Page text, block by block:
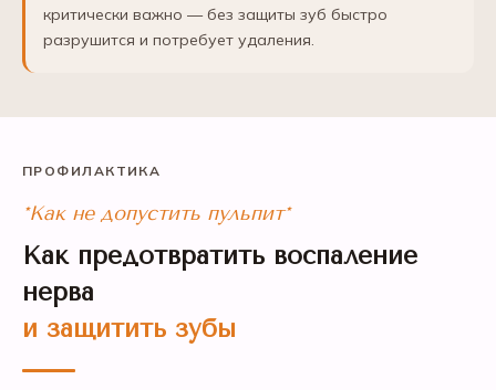
критически важно — без защиты зуб быстро
разрушится и потребует удаления.
ПРОФИЛАКТИКА
*Как не допустить пульпит*
Как предотвратить воспаление
нерва
и защитить зубы